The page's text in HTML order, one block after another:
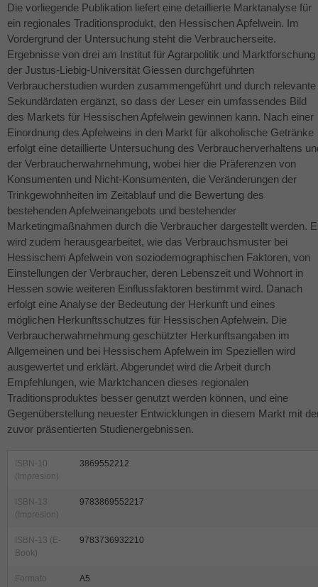
Die vorliegende Publikation liefert eine detaillierte Marktanalyse für
ein regionales Traditionsprodukt, den Hessischen Apfelwein. Im
Vordergrund der Untersuchung steht die Verbraucherseite.
Ergebnisse von drei am Institut für Agrarpolitik und Marktforschung
der Justus-Liebig-Universität Giessen durchgeführten
Verbraucherstudien wurden zusammengeführt und durch relevante
Sekundärdaten ergänzt, so dass der Leser ein umfassendes Bild
des Markets für Hessischen Apfelwein gewinnen kann. Nach einer
Einordnung des Apfelweins in den Markt für alkoholische Getränke
erfolgt eine detaillierte Untersuchung des Verbraucherverhaltens
der Verbraucherwahrnehmung, wobei hier die Präferenzen von
Konsumenten und Nicht-Konsumenten, die Veränderungen der
Trinkgewohnheiten im Zeitablauf und die Bewertung des
bestehenden Apfelweinangebots und bestehender
Marketingmaßnahmen durch die Verbraucher dargestellt werden.
wird zudem herausgearbeitet, wie das Verbrauchsmuster bei
Hessischem Apfelwein von soziodemographischen Faktoren, von
Einstellungen der Verbraucher, deren Lebenszeit und Wohnort in
Hessen sowie weiteren Einflussfaktoren bestimmt wird. Danach
erfolgt eine Analyse der Bedeutung der Herkunft und eines
möglichen Herkunftsschutzes für Hessischen Apfelwein. Die
Verbraucherwahrnehmung geschützter Herkunftsangaben im
Allgemeinen und bei Hessischem Apfelwein im Speziellen wird
ausgewertet und erklärt. Abgerundet wird die Arbeit durch
Empfehlungen, wie Marktchancen dieses regionalen
Traditionsproduktes besser genutzt werden können, und eine
Gegenüberstellung neuester Entwicklungen in diesem Markt mit
zuvor präsentierten Studienergebnissen.
ISBN-10
(Impresion)
3869552212
ISBN-13
(Impresion)
9783869552217
ISBN-13 (E-
Book)
9783736932210
Formato A5